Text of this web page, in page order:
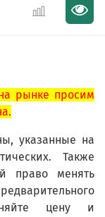
рынке просим
указанные на
Также
право менять
цену и